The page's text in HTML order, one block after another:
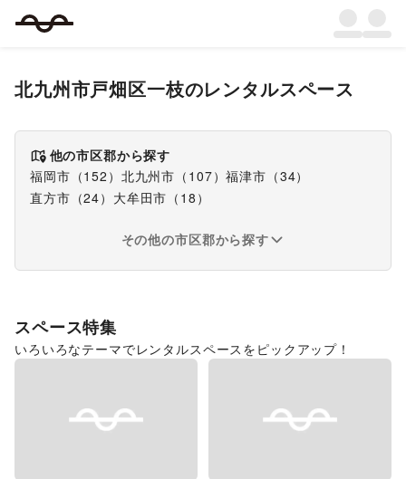
北九州市戸畑区一枝のレンタルスペース
他の市区郡から探す
福岡市 （152 ） 北九州市 （ 107）福津市 （34）
直方市 （24） 大牟田市 （ 18 ）
その他の市区郡から探す
スペース特集
いろいろなテーマでレンタルスペースをピックアップ！